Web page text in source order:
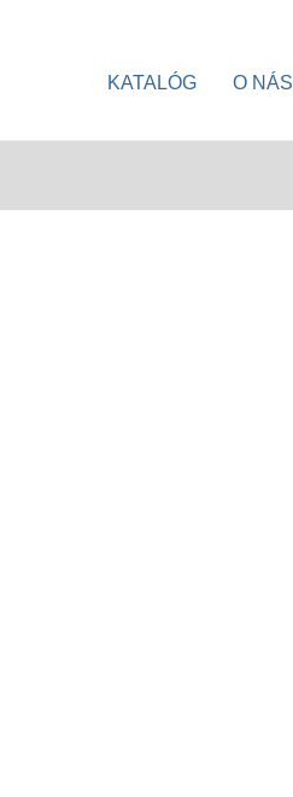
KATALÓG O NÁS